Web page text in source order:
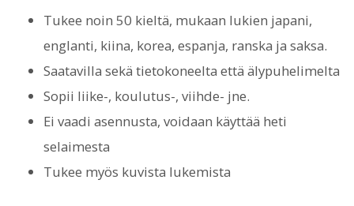
Tukee noin 50 kieltä, mukaan lukien japani,
englanti, kiina, korea, espanja, ranska ja saksa.
Saatavilla sekä tietokoneelta että älypuhelimelta
Sopii liike-, koulutus-, viihde- jne.
Ei vaadi asennusta, voidaan käyttää heti
selaimesta
Tukee myös kuvista lukemista